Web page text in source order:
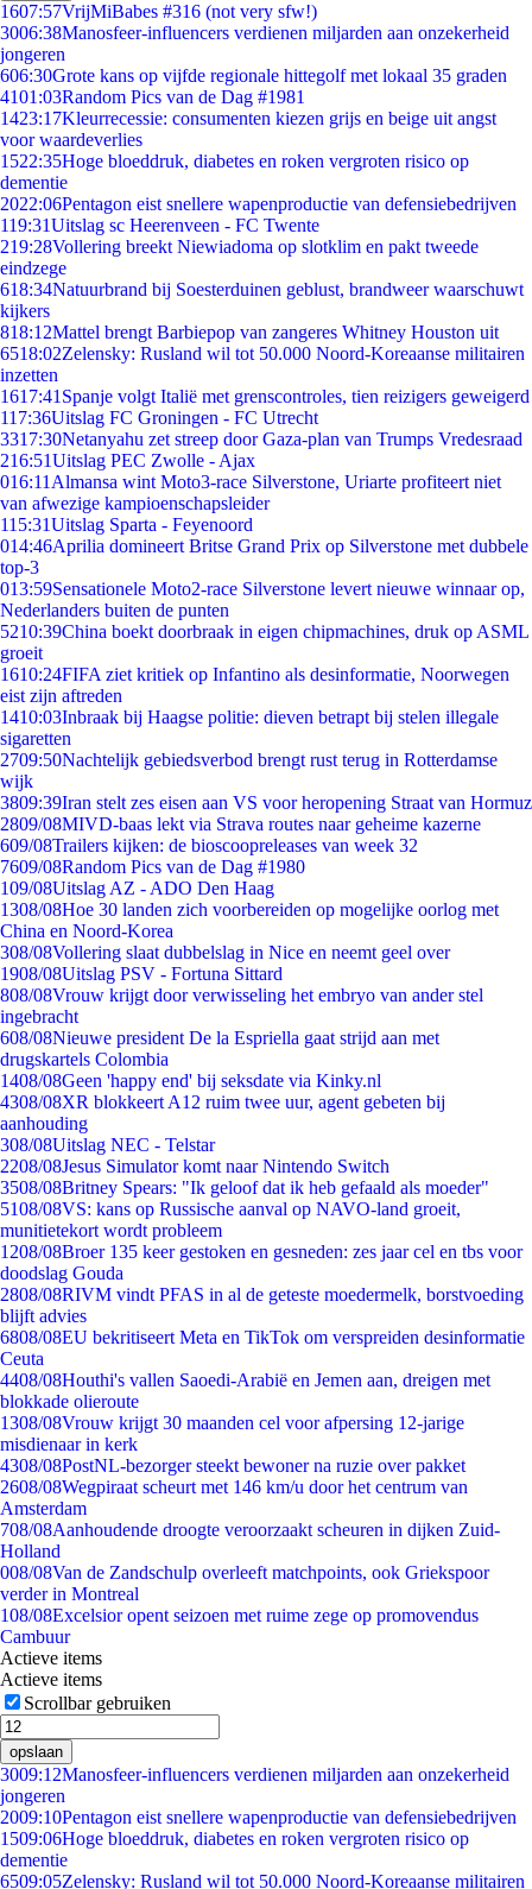
1607:57VrijMiBabes #316 (not very sfw!)
3006:38Manosfeer-influencers verdienen miljarden aan onzekerheid
jongeren
606:30Grote kans op vijfde regionale hittegolf met lokaal 35 graden
4101:03Random Pics van de Dag #1981
1423:17Kleurrecessie: consumenten kiezen grijs en beige uit angst
voor waardeverlies
1522:35Hoge bloeddruk, diabetes en roken vergroten risico op
dementie
2022:06Pentagon eist snellere wapenproductie van defensiebedrijven
119:31Uitslag sc Heerenveen - FC Twente
219:28Vollering breekt Niewiadoma op slotklim en pakt tweede
eindzege
618:34Natuurbrand bij Soesterduinen geblust, brandweer waarschuwt
kijkers
818:12Mattel brengt Barbiepop van zangeres Whitney Houston uit
6518:02Zelensky: Rusland wil tot 50.000 Noord-Koreaanse militairen
inzetten
1617:41 Spanje volgt Italië met grenscontroles, tien reizigers geweigerd
117:36Uitslag FC Groningen - FC Utrecht
3317:30Netanyahu zet streep door Gaza-plan van Trumps Vredesraad
216:51Uitslag PEC Zwolle - Ajax
016:11 Almansa wint Moto3-race Silverstone, Uriarte profiteert niet
van afwezige kampioenschapsleider
115:31Uitslag Sparta - Feyenoord
014:46Aprilia domineert Britse Grand Prix op Silverstone met dubbele
top-3
013:59Sensationele Moto2-race Silverstone levert nieuwe winnaar op,
Nederlanders buiten de punten
5210:39China boekt doorbraak in eigen chipmachines, druk op ASML
groeit
1610:24FIFA ziet kritiek op Infantino als desinformatie, Noorwegen
eist zijn aftreden
1410:03Inbraak bij Haagse politie: dieven betrapt bij stelen illegale
sigaretten
2709:50Nachtelijk gebiedsverbod brengt rust terug in Rotterdamse
wijk
3809:39Iran stelt zes eisen aan VS voor heropening Straat van Hormuz
2809/08MIVD-baas lekt via Strava routes naar geheime kazerne
609/08Trailers kijken: de bioscoopreleases van week 32
7609/08Random Pics van de Dag #1980
109/08Uitslag AZ - ADO Den Haag
1308/08Hoe 30 landen zich voorbereiden op mogelijke oorlog met
China en Noord-Korea
308/08Vollering slaat dubbelslag in Nice en neemt geel over
1908/08Uitslag PSV - Fortuna Sittard
808/08Vrouw krijgt door verwisseling het embryo van ander stel
ingebracht
608/08Nieuwe president De la Espriella gaat strijd aan met
drugskartels Colombia
1408/08Geen 'happy end' bij seksdate via Kinky.nl
4308/08XR blokkeert A12 ruim twee uur, agent gebeten bij
aanhouding
308/08Uitslag NEC - Telstar
2208/08Jesus Simulator komt naar Nintendo Switch
3508/08Britney Spears: "Ik geloof dat ik heb gefaald als moeder"
5108/08VS: kans op Russische aanval op NAVO-land groeit,
munitietekort wordt probleem
1208/08Broer 135 keer gestoken en gesneden: zes jaar cel en tbs voor
doodslag Gouda
2808/08RIVM vindt PFAS in al de geteste moedermelk, borstvoeding
blijft advies
6808/08EU bekritiseert Meta en TikTok om verspreiden desinformatie
Ceuta
4408/08Houthi's vallen Saoedi-Arabië en Jemen aan, dreigen met
blokkade olieroute
1308/08Vrouw krijgt 30 maanden cel voor afpersing 12-jarige
misdienaar in kerk
4308/08PostNL-bezorger steekt bewoner na ruzie over pakket
2608/08Wegpiraat scheurt met 146 km/u door het centrum van
Amsterdam
708/08Aanhoudende droogte veroorzaakt scheuren in dijken Zuid-
Holland
008/08Van de Zandschulp overleeft matchpoints, ook Griekspoor
verder in Montreal
108/08Excelsior opent seizoen met ruime zege op promovendus
Cambuur
Actieve items
Actieve items
Scrollbar gebruiken
opslaan
3009:12Manosfeer-influencers verdienen miljarden aan onzekerheid
jongeren
2009:10Pentagon eist snellere wapenproductie van defensiebedrijven
1509:06Hoge bloeddruk, diabetes en roken vergroten risico op
dementie
6509:05Zelensky: Rusland wil tot 50.000 Noord-Koreaanse militairen